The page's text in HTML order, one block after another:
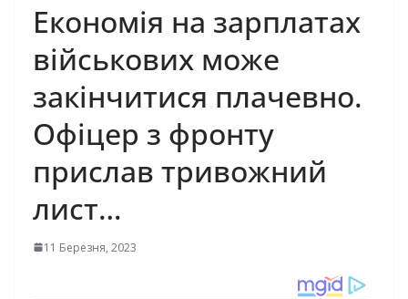
Економія на зарплатах
військових може
закінчитися плачевно.
Офіцер з фронту
прислав тривожний
лист…
11 Березня, 2023